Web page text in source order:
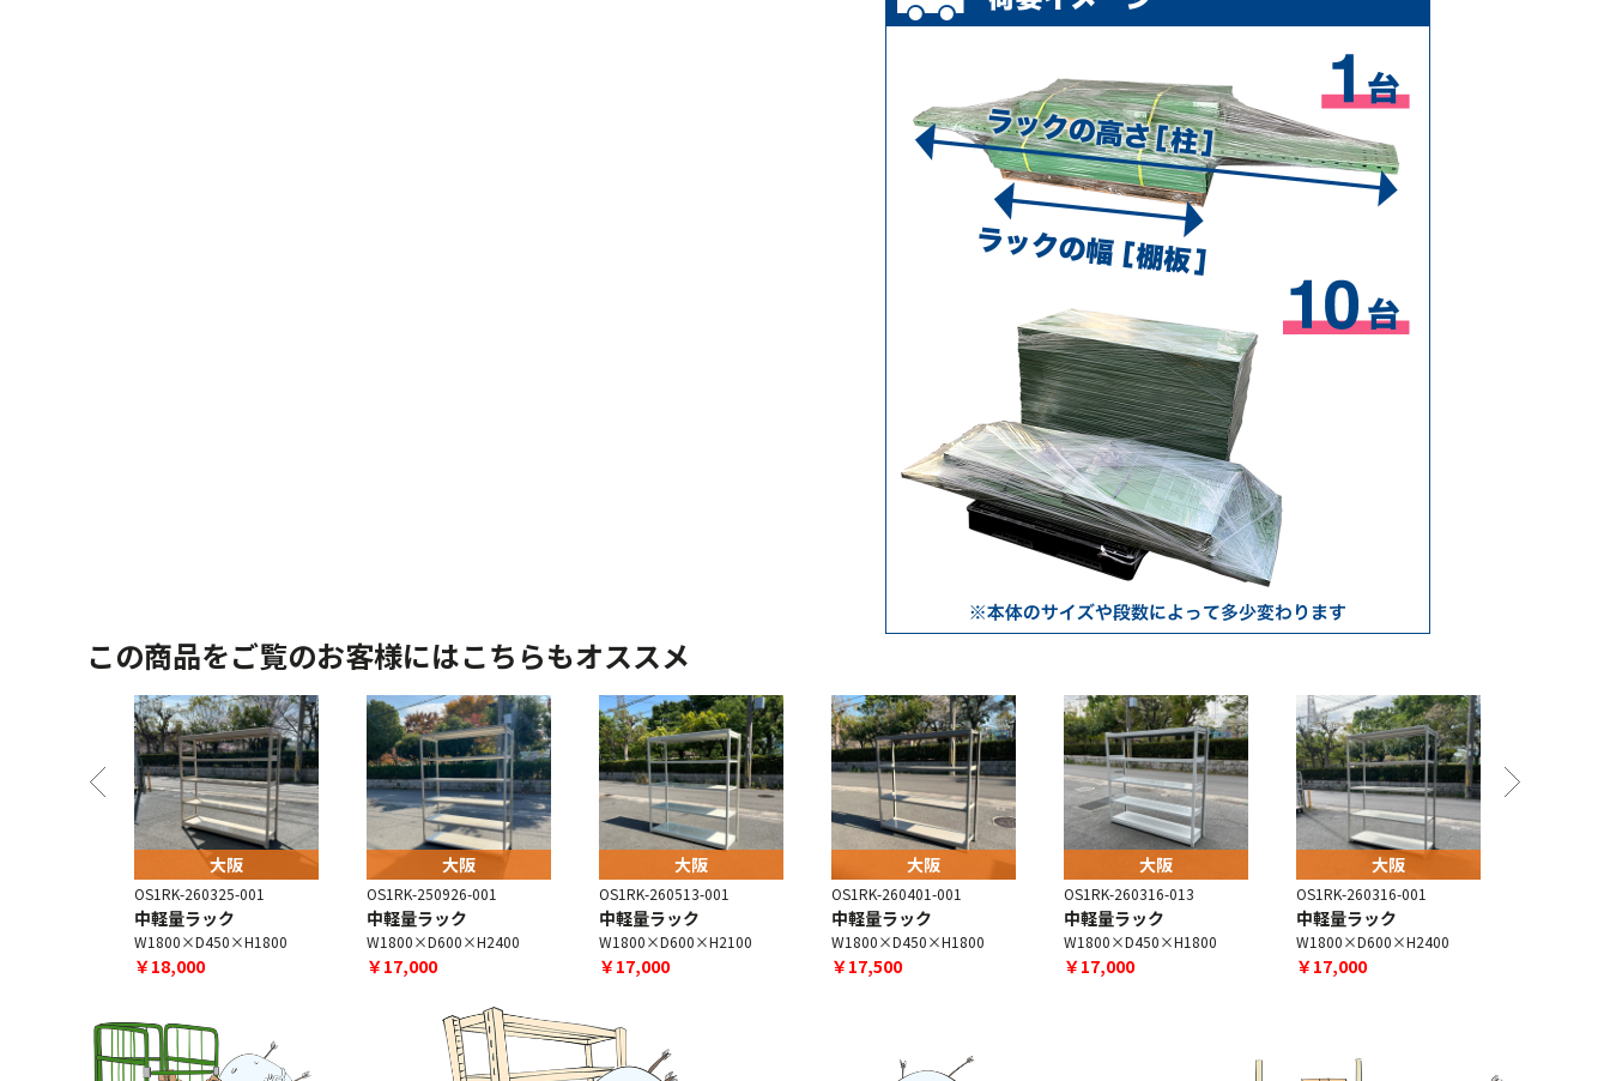
この商品をご覧のお客様にはこちらもオススメ
大阪
OS1RK-260325-001
中軽量ラック
W1800×D450×H1800
￥18,000
大阪
OS1RK-250926-001
中軽量ラック
W1800×D600×H2400
￥17,000
大阪
OS1RK-260513-001
中軽量ラック
W1800×D600×H2100
￥17,000
大阪
OS1RK-260401-001
中軽量ラック
W1800×D450×H1800
￥17,500
大阪
OS1RK-260316-013
中軽量ラック
W1800×D450×H1800
￥17,000
大阪
OS1RK-260316-001
中軽量ラック
W1800×D600×H2400
￥17,000